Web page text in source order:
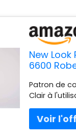
New Look
6600
Patron de
Clair à